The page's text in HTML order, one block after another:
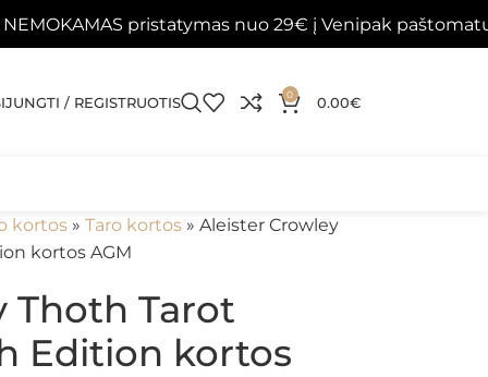
pristatymas nuo 29€ į Venipak paštomatus 📦
/ REGISTRUOTIS 0 0.00€
kortos» Taro kortos» Aleister Crowley
kortos AGM
Thoth Tarot
Edition kortos